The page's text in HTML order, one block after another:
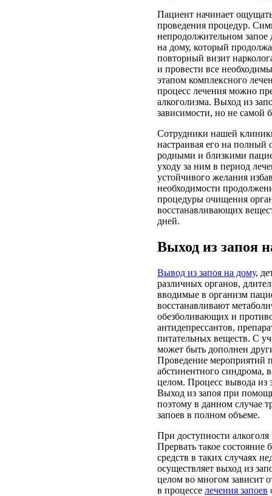
Пациент начинает
проведения процедур.
непродолжительном запое
на дому, который
повторный визит
и провести все
этапом комплексного
процесс лечения можно
алкоголизма. Выход из
зависимости, но не самой
Сотрудники нашей
настраивая его на полный
родными и близкими
уходу за ним в период
устойчивого желания
необходимости
процедуры очищения
восстанавливающих
дней.
Выход из запоя
Вывод из запоя на дому,
различных органов,
вводимые в организм
восстанавливают
обезболивающих и
антидепрессантов,
питательных веществ. С
может быть дополнен
Проведение мероприятий
абстинентного синдрома,
целом. Процесс вывода из
Выход из запоя при
поэтому в данном случае
запоев в полном объеме.
При доступности
Прервать такое состояние
средств в таких случаях
осуществляет выход из
целом во многом зависит
в процессе лечения запоев